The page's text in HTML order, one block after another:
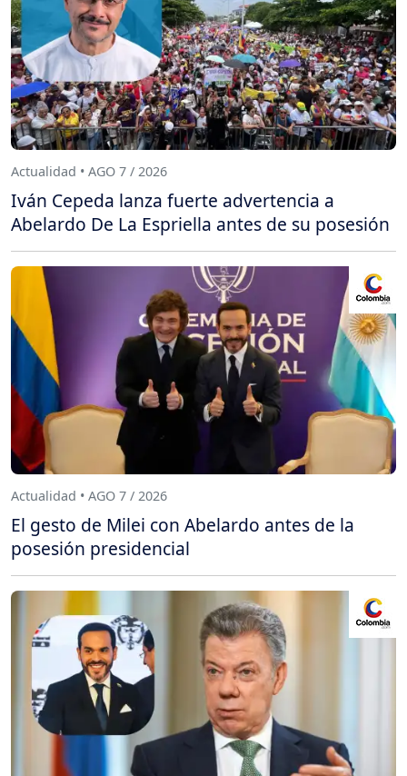
Actualidad • AGO 7 / 2026
Iván Cepeda lanza fuerte advertencia a
Abelardo De La Espriella antes de su posesión
Actualidad • AGO 7 / 2026
El gesto de Milei con Abelardo antes de la
posesión presidencial